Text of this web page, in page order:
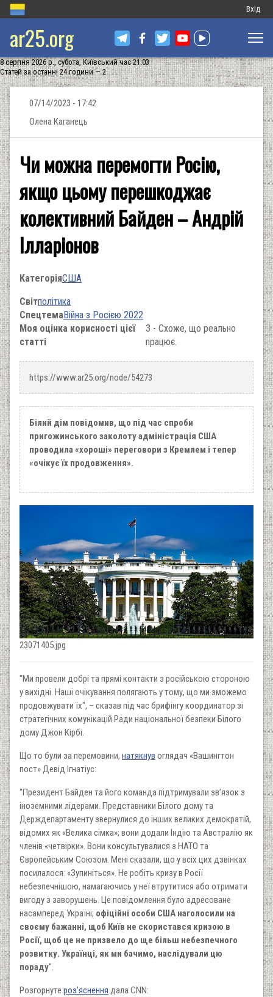
Меню
запису
Вхід
ar25.org
8 серпня 2026 р., субота, Київський час 21:03
Статей за останні 24 години — 2
07/14/2023 - 17:42
Олена Каганець
Чи можна перемогти Росію,
якщо цьому перешкоджає
колективний Байден – Андрій
Ілларіонов
КатегоріяСША
Світполітика
СпецтемаВійна з Росією 2022
Моя оцінка корисності цієї
статті
3 - Схоже, що реально
працює.
https://www.ar25.org/node/54273
Білий дім повідомив, що під час спроби
пригожинського заколоту адміністрація США
проводила «хороші» переговори з Кремлем і тепер
«очікує їх продовження».
23071405.jpg
"Ми провели добрі та прямі контакти з російською стороною
у вихідні. Наші очікування полягають у тому, що ми зможемо
продовжувати їх", – сказав під час брифінгу координатор зі
стратегічних комунікацій Ради національної безпеки Білого
дому Джон Кірбі.
Що то були за перемовини, натякнув оглядач «Вашингтон
пост» Девід Ігнатіус:
"Президент Байден та його команда підтримували зв’язок з
іноземними лідерами. Представники Білого дому та
Держдепартаменту звернулися до інших великих демократій,
відомих як «Велика сімка»; вони додали Індію та Австралію як
членів «четвірки». Вони консультувалися з НАТО та
Європейським Союзом. Мені сказали, що у всіх цих дзвінках
посилалося: «Зупиніться». Не робіть кризу в Росії
небезпечнішою, намагаючись у неї втрутитися або отримати
вигоду з заворушень. Це повідомлення було адресоване
насамперед Україні; офіційні особи США наголосили на
своєму бажанні, щоб Київ не скористався кризою в
Росії, щоб це не призвело до ще більш небезпечного
розвитку. Українці, як ми бачимо, наслідували цю
пораду".
Розгорнуте роз’яснення дала CNN: